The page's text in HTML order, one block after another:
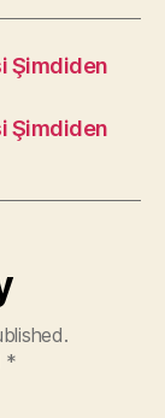
Şimdiden
Şimdiden
*